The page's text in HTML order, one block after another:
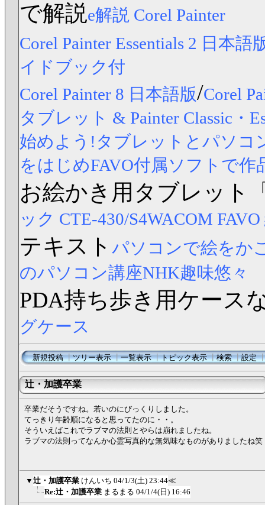
で解説e解説 Corel Painter
Corel Painter Essentials 2 日本語
イドブック付
Corel Painter 8 日本語版/Corel
タブレット & Painter Classic・
始めよう!タブレットとパソコ
をはじめFAVO付属ソフトで作
お絵かき用タブレット
ック CTE-430/S4WACOM
テキスト パソコンで絵をか
のパソコン講座NHK趣味悠々
PDA持ち歩き用ケース
グケース
新規投稿┃ツリー表示┃一覧表示┃トピック表示┃検索┃設定
辻・加護卒業
卒業だそうですね。若いのにびっくりしました。
てっきり年齢順になると思ってたのに・・。
そういえばこれでラブマの法則とやらは崩れましたね。
ラブマの法則ってなんか心霊写真的な無気味なものがありましたね笑
▼ 辻・加護卒業 けんいち 04/1/3(土) 23:44≪
Re:辻・加護卒業 まるまる 04/1/4(日) 16:46